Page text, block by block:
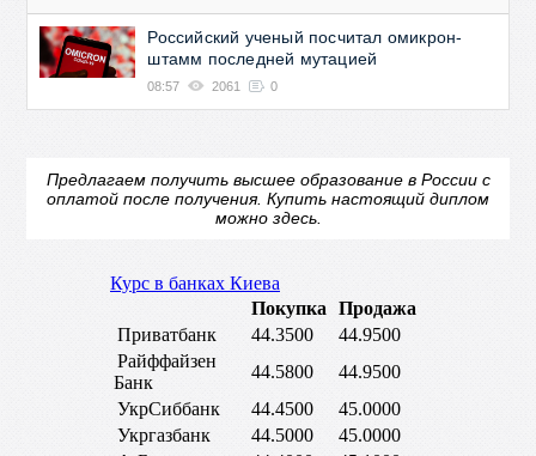
Российский ученый посчитал омикрон-
штамм последней мутацией
08:57 2061 0
Предлагаем получить высшее образование в России с
оплатой после получения. Купить настоящий диплом
можно здесь.